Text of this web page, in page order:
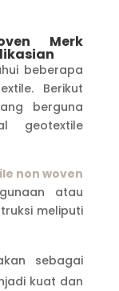
Merk
beberapa
Berikut
berguna
geotextile
non woven
atau
meliputi
sebagai
kuat dan